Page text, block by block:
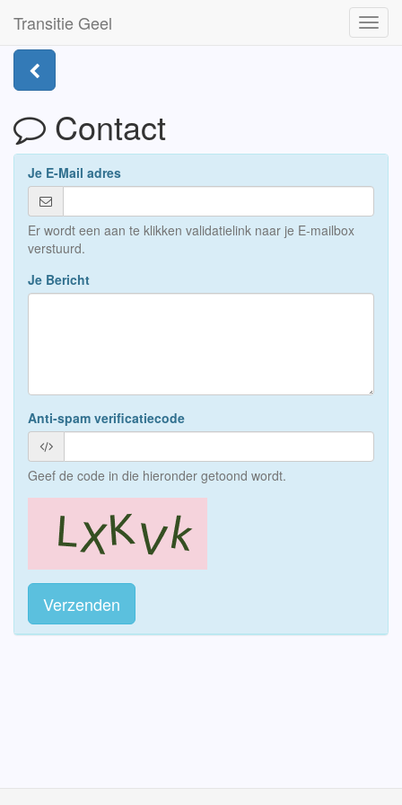
Transitie Geel
Contact
Je E-Mail adres
Er wordt een aan te klikken validatielink naar je E-mailbox
verstuurd.
Je Bericht
Anti-spam verificatiecode
Geef de code in die hieronder getoond wordt.
Verzenden